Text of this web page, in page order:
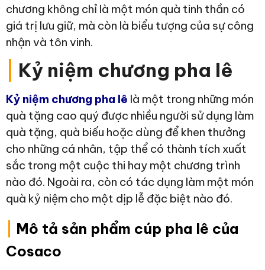
chương không chỉ là một món quà tinh thần có
giá trị lưu giữ, mà còn là biểu tượng của sự công
nhận và tôn vinh.
Kỷ niệm chương pha lê
Kỷ niệm chương pha lê là một trong những món
quà tặng cao quý được nhiều người sử dụng làm
quà tặng, quà biếu hoặc dùng để khen thưởng
cho những cá nhân, tập thể có thành tích xuất
sắc trong một cuộc thi hay một chương trình
nào đó. Ngoài ra, còn có tác dụng làm một món
quà kỷ niệm cho một dịp lễ đặc biệt nào đó.
Mô tả sản phẩm cúp pha lê của
Cosaco